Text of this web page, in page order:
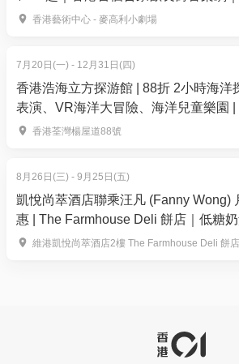
75折優惠 | 適用於週六及公眾假期
成人：$432| 原價: $558.8
長者：$373| 原價: $481.8
4. 7折起 8月自助晚餐自選室內外用餐
用餐時間：下午6時至9時30分
成人：$591／位（原價: $811.8）
兒童：$351／位（原價: $481.8）
長者：$431／位（原價: $591.8）
75折優惠 | 適用於週五至週日、公眾
利小劇場上演
香港藝術中心 - 麥高利小劇場
7月20日(一) - 12月31日(四)
香港浩海立方探游館 | 88折 2小時海洋
表演、VR海洋大冒險、海洋兒童樂園 |
香港荃灣楊屋道88號
8月26日(三) - 9月25日(五)
凱悅尚萃酒店聯乘汪凡 (Fanny Wong)
惠 | The Farmhouse Deli 餅店｜低糖
維港凱悅尚萃酒店2樓 The Farmhouse Deli 餅店